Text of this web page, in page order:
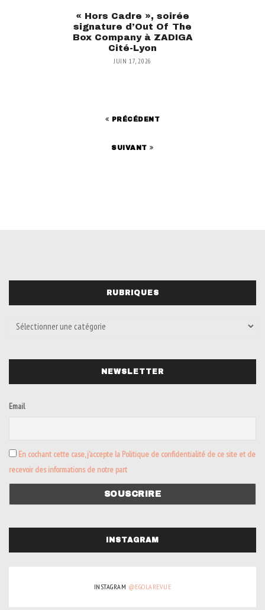
« Hors Cadre », soirée
signature d’Out Of The
Box Company à ZADIGA
Cité-Lyon
JUIN 17, 2026
PRÉCÉDENT
SUIVANT
RUBRIQUES
NEWSLETTER
Email
En cochant cette case, j’accepte la Politique de confidentialité de ce site et de
recevoir des informations de notre part
INSTAGRAM
INSTAGRAM @EGOLAREVUE